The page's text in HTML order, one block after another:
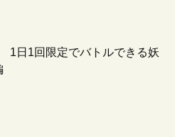
1日1回限定でバトルできる妖